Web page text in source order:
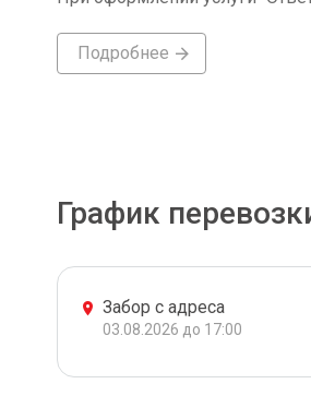
Подробнее
График
Забор с адреса
03.08.2026 до 17:00